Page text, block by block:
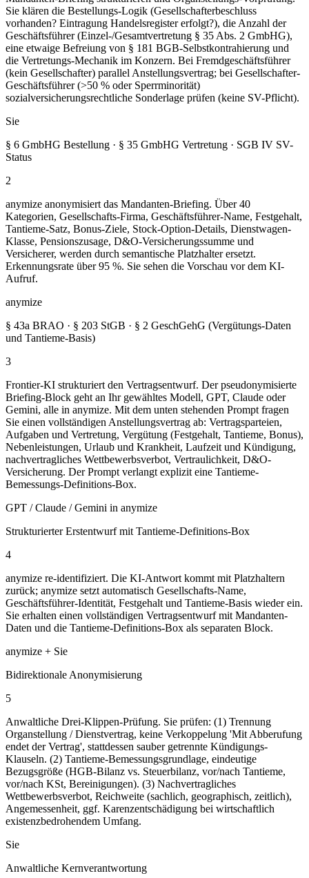
Sie klären die Bestellungs-Logik (Gesellschafterbeschluss
vorhanden? Eintragung Handelsregister erfolgt?), die Anzahl der
Geschäftsführer (Einzel-/Gesamtvertretung § 35 Abs. 2 GmbHG),
eine etwaige Befreiung von § 181 BGB-Selbstkontrahierung und
die Vertretungs-Mechanik im Konzern. Bei Fremdgeschäftsführer
(kein Gesellschafter) parallel Anstellungsvertrag; bei Gesellschafter-
Geschäftsführer (>50 % oder Sperrminorität)
sozialversicherungsrechtliche Sonderlage prüfen (keine SV-Pflicht).
Sie
§ 6 GmbHG Bestellung · § 35 GmbHG Vertretung · SGB IV SV-
Status
2
anymize anonymisiert das Mandanten-Briefing. Über 40
Kategorien, Gesellschafts-Firma, Geschäftsführer-Name, Festgehalt,
Tantieme-Satz, Bonus-Ziele, Stock-Option-Details, Dienstwagen-
Klasse, Pensionszusage, D&O-Versicherungssumme und
Versicherer, werden durch semantische Platzhalter ersetzt.
Erkennungsrate über 95 %. Sie sehen die Vorschau vor dem KI-
Aufruf.
anymize
§ 43a BRAO · § 203 StGB · § 2 GeschGehG (Vergütungs-Daten
und Tantieme-Basis)
3
Frontier-KI strukturiert den Vertragsentwurf. Der pseudonymisierte
Briefing-Block geht an Ihr gewähltes Modell, GPT, Claude oder
Gemini, alle in anymize. Mit dem unten stehenden Prompt fragen
Sie einen vollständigen Anstellungsvertrag ab: Vertragsparteien,
Aufgaben und Vertretung, Vergütung (Festgehalt, Tantieme, Bonus),
Nebenleistungen, Urlaub und Krankheit, Laufzeit und Kündigung,
nachvertragliches Wettbewerbsverbot, Vertraulichkeit, D&O-
Versicherung. Der Prompt verlangt explizit eine Tantieme-
Bemessungs-Definitions-Box.
GPT / Claude / Gemini in anymize
Strukturierter Erstentwurf mit Tantieme-Definitions-Box
4
anymize re-identifiziert. Die KI-Antwort kommt mit Platzhaltern
zurück; anymize setzt automatisch Gesellschafts-Name,
Geschäftsführer-Identität, Festgehalt und Tantieme-Basis wieder ein.
Sie erhalten einen vollständigen Vertragsentwurf mit Mandanten-
Daten und die Tantieme-Definitions-Box als separaten Block.
anymize + Sie
Bidirektionale Anonymisierung
5
Anwaltliche Drei-Klippen-Prüfung. Sie prüfen: (1) Trennung
Organstellung / Dienstvertrag, keine Verkoppelung 'Mit Abberufung
endet der Vertrag', stattdessen sauber getrennte Kündigungs-
Klauseln. (2) Tantieme-Bemessungsgrundlage, eindeutige
Bezugsgröße (HGB-Bilanz vs. Steuerbilanz, vor/nach Tantieme,
vor/nach KSt, Bereinigungen). (3) Nachvertragliches
Wettbewerbsverbot, Reichweite (sachlich, geographisch, zeitlich),
Angemessenheit, ggf. Karenzentschädigung bei wirtschaftlich
existenzbedrohendem Umfang.
Sie
Anwaltliche Kernverantwortung